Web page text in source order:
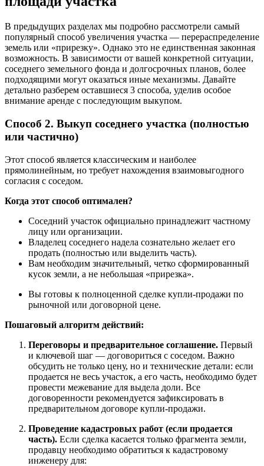
В предыдущих разделах мы подробно рассмотрели самый
популярный способ увеличения участка — перераспределение
земель или «прирезку». Однако это не единственная законная
возможность. В зависимости от вашей конкретной ситуации,
соседнего земельного фонда и долгосрочных планов, более
подходящими могут оказаться иные механизмы. Давайте
детально разберем оставшиеся 3 способа, уделив особое
внимание аренде с последующим выкупом.
Способ 2. Выкуп соседнего участка (полностью
или частично)
Этот способ является классическим и наиболее
прямолинейным, но требует нахождения взаимовыгодного
согласия с соседом.
Когда этот способ оптимален?
Соседний участок официально принадлежит частному
лицу или организации.
Владелец соседнего надела сознательно желает его
продать (полностью или выделить часть).
Вам необходим значительный, четко сформированный
кусок земли, а не небольшая «прирезка».
Вы готовы к полноценной сделке купли-продажи по
рыночной или договорной цене.
Пошаговый алгоритм действий:
Переговоры и предварительное соглашение. Первый
и ключевой шаг — договориться с соседом. Важно
обсудить не только цену, но и технические детали: если
продается не весь участок, а его часть, необходимо будет
провести межевание для выдела доли. Все
договоренности рекомендуется зафиксировать в
предварительном договоре купли-продажи.
Проведение кадастровых работ (если продается
часть). Если сделка касается только фрагмента земли,
продавцу необходимо обратиться к кадастровому
инженеру для: